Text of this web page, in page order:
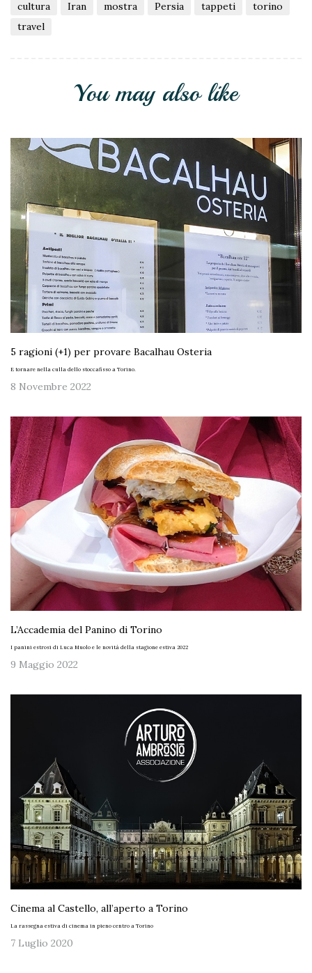
cultura Iran mostra Persia tappeti
torino
travel
You may also like
5 ragioni (+1) per provare Bacalhau Osteria
E tornare nella culla dello stoccafisso a Torino.
8 Novembre 2022
L’Accademia del Panino di Torino
I panini estrosi di Luca Muolo e le novità della stagione estiva 2022
9 Maggio 2022
Cinema al Castello, all’aperto a Torino
La rassegna estiva di cinema in pieno centro a Torino
7 Luglio 2020